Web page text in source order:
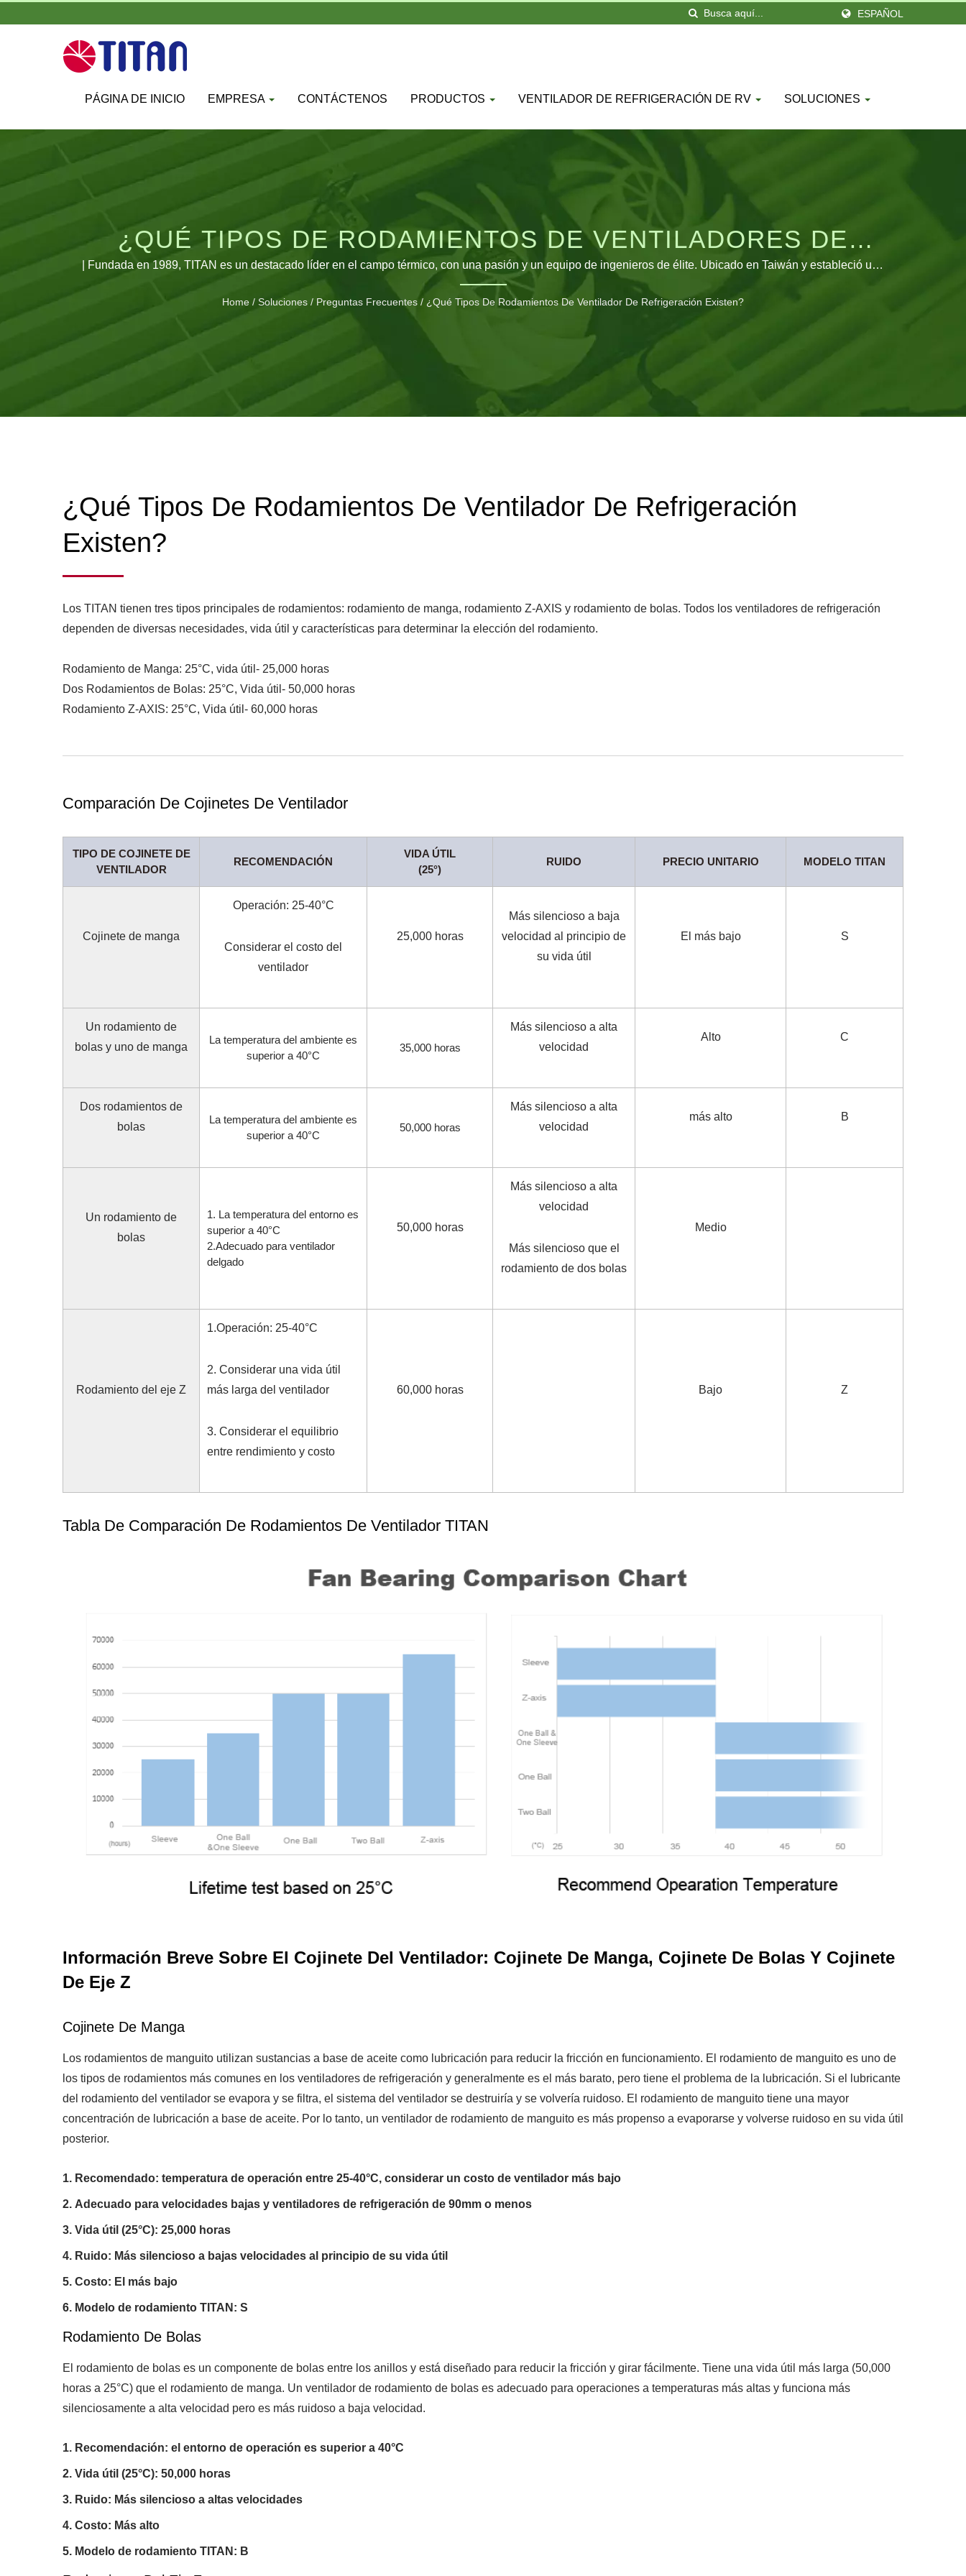
ESPAÑOL
PÁGINA DE INICIO EMPRESA CONTÁCTENOS PRODUCTOS VENTILADOR DE REFRIGERACIÓN DE RV SOLUCIONES
¿QUÉ TIPOS DE RODAMIENTOS DE VENTILADORES DE
REFRIGERACIÓN EXISTEN? | VENTILADORES DE
REFRIGERACIÓN DE ALTO RENDIMIENTO Y
REFRIGERADORES DE CPU PARA USO INDUSTRIAL Y DE
VEHÍCULOS RECREATIVOS | TITAN
| Fundada en 1989, TITAN es un destacado líder en el campo térmico, con una pasión y un equipo de ingenieros de élite. Ubicado en Taiwán y estableció una
sucursal en Alemania. 'TITAN' tiene una gran cantidad de distribuidores en diversas áreas del mundo. Nuestros productos se ven en todo el mundo y están
ganando una reputación y confianza gloriosas. Hemos ampliado la cantidad de líneas de producción para satisfacer diversas demandas, así como construido la
fábrica de fabricación en Guang Dong, China, que cuenta con 460 empleados y produce mensualmente al menos 1.2 millones de unidades.
Home / Soluciones / Preguntas Frecuentes / ¿Qué Tipos De Rodamientos De Ventilador De Refrigeración Existen?
¿Qué Tipos De Rodamientos De Ventilador De Refrigeración
Existen?
Los TITAN tienen tres tipos principales de rodamientos: rodamiento de manga, rodamiento Z-AXIS y rodamiento de bolas. Todos los ventiladores de refrigeración
dependen de diversas necesidades, vida útil y características para determinar la elección del rodamiento.
Rodamiento de Manga: 25°C, vida útil- 25,000 horas
Dos Rodamientos de Bolas: 25°C, Vida útil- 50,000 horas
Rodamiento Z-AXIS: 25°C, Vida útil- 60,000 horas
Comparación De Cojinetes De Ventilador
TIPO DE COJINETE DE
VENTILADOR
RECOMENDACIÓN
VIDA ÚTIL
(25°)
RUIDO PRECIO UNITARIO MODELO TITAN
Cojinete de manga
Operación: 25-40°C
Considerar el costo del
ventilador
25,000 horas
Más silencioso a baja
velocidad al principio de
su vida útil
El más bajo S
Un rodamiento de
bolas y uno de manga
La temperatura del ambiente es
superior a 40°C
35,000 horas
Más silencioso a alta
velocidad
Alto C
Dos rodamientos de
bolas
La temperatura del ambiente es
superior a 40°C
50,000 horas
Más silencioso a alta
velocidad
más alto B
Un rodamiento de
bolas
1. La temperatura del entorno es
superior a 40°C
2.Adecuado para ventilador
delgado
50,000 horas
Más silencioso a alta
velocidad
Más silencioso que el
rodamiento de dos bolas
Medio
Rodamiento del eje Z
1.Operación: 25-40°C
2. Considerar una vida útil
más larga del ventilador
3. Considerar el equilibrio
entre rendimiento y costo
60,000 horas Bajo Z
Tabla De Comparación De Rodamientos De Ventilador TITAN
Información Breve Sobre El Cojinete Del Ventilador: Cojinete De Manga, Cojinete De Bolas Y Cojinete
De Eje Z
Cojinete De Manga
Los rodamientos de manguito utilizan sustancias a base de aceite como lubricación para reducir la fricción en funcionamiento. El rodamiento de manguito es uno de
los tipos de rodamientos más comunes en los ventiladores de refrigeración y generalmente es el más barato, pero tiene el problema de la lubricación. Si el lubricante
del rodamiento del ventilador se evapora y se filtra, el sistema del ventilador se destruiría y se volvería ruidoso. El rodamiento de manguito tiene una mayor
concentración de lubricación a base de aceite. Por lo tanto, un ventilador de rodamiento de manguito es más propenso a evaporarse y volverse ruidoso en su vida útil
posterior.
Recomendado: temperatura de operación entre 25-40°C, considerar un costo de ventilador más bajo
Adecuado para velocidades bajas y ventiladores de refrigeración de 90mm o menos
Vida útil (25°C): 25,000 horas
Ruido: Más silencioso a bajas velocidades al principio de su vida útil
Costo: El más bajo
Modelo de rodamiento TITAN: S
Rodamiento De Bolas
El rodamiento de bolas es un componente de bolas entre los anillos y está diseñado para reducir la fricción y girar fácilmente. Tiene una vida útil más larga (50,000
horas a 25°C) que el rodamiento de manga. Un ventilador de rodamiento de bolas es adecuado para operaciones a temperaturas más altas y funciona más
silenciosamente a alta velocidad pero es más ruidoso a baja velocidad.
Recomendación: el entorno de operación es superior a 40°C
Vida útil (25°C): 50,000 horas
Ruido: Más silencioso a altas velocidades
Costo: Más alto
Modelo de rodamiento TITAN: B